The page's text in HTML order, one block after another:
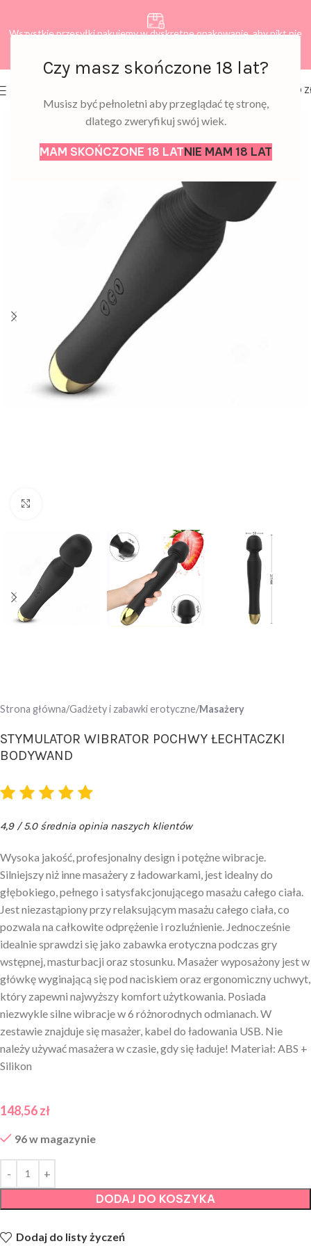
Czy masz skończone 18 lat?
Musisz być pełnoletni aby przeglądać tę stronę,
dlatego zweryfikuj swój wiek.
MAM SKOŃCZONE 18 LATNIE MAM 18 LAT
Wszystkie przesyłki pakujemy w dyskretne opakowanie, aby nikt nie
0,00
Strona główna Gadżety i zabawki erotyczne Masażery
STYMULATOR WIBRATOR POCHWY ŁECHTACZKI
BODYWAND
4,9 / 5.0 średnia opinia naszych klientów
Wysoka jakość, profesjonalny design i potężne wibracje.
Silniejszy niż inne masażery z ładowarkami, jest idealny do
głębokiego, pełnego i satysfakcjonującego masażu całego ciała.
Jest niezastąpiony przy relaksującym masażu całego ciała, co
pozwala na całkowite odprężenie i rozluźnienie. Jednocześnie
idealnie sprawdzi się jako zabawka erotyczna podczas gry
wstępnej, masturbacji oraz stosunku. Masażer wyposażony jest w
główkę wyginającą się pod naciskiem oraz ergonomiczny uchwyt,
który zapewni najwyższy komfort użytkowania. Posiada
niezwykle silne wibracje w 6 różnorodnych odmianach. W
zestawie znajduje się masażer, kabel do ładowania USB. Nie
należy używać masażera w czasie, gdy się ładuje! Materiał: ABS +
Silikon
148,56zł
96 w magazynie
DODAJ DO KOSZYKA
Dodaj do listy życzeń